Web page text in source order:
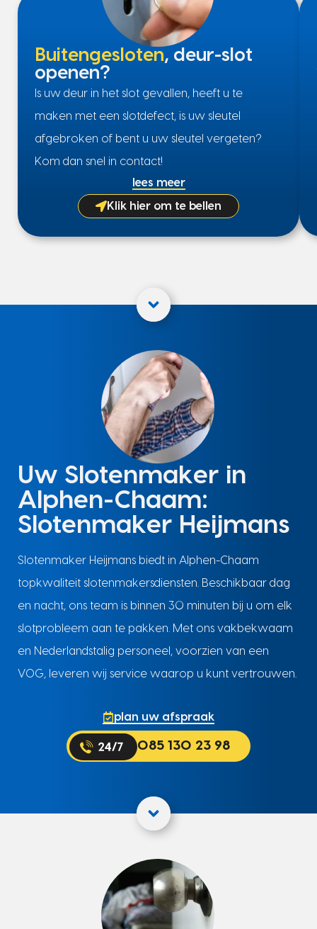
Buitengesloten, deur-slot
openen?
Is uw deur in het slot gevallen, heeft u te
maken met een slotdefect, is uw sleutel
afgebroken of bent u uw sleutel vergeten?
Kom dan snel in contact!
lees meer
Klik hier om te bellen
Uw Slotenmaker in
Alphen-Chaam:
Slotenmaker Heijmans
Slotenmaker Heijmans biedt in Alphen-Chaam
topkwaliteit slotenmakersdiensten. Beschikbaar dag
en nacht, ons team is binnen 30 minuten bij u om elk
slotprobleem aan te pakken. Met ons vakbekwaam
en Nederlandstalig personeel, voorzien van een
VOG, leveren wij service waarop u kunt vertrouwen.
plan uw afspraak
085 130 23 98